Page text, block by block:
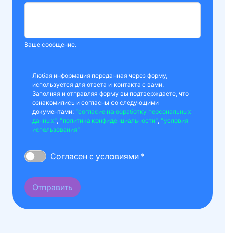
Ваше сообщение.
Любая информация переданная через форму,
используется для ответа и контакта с вами.
Заполняя и отправляя форму вы подтверждаете, что
ознакомились и согласны со следующими
документами: "согласие на обработку персональных
данных", "политика конфиденциальности", "условия
использования"
Согласен с условиями *
Отправить